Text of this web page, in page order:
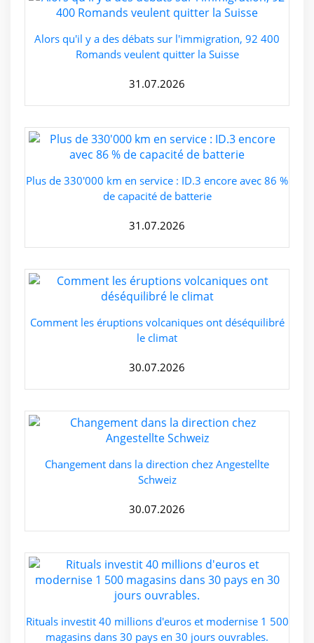
Alors qu'il y a des débats sur l'immigration, 92 400
Romands veulent quitter la Suisse
31.07.2026
Plus de 330'000 km en service : ID.3 encore avec 86 %
de capacité de batterie
31.07.2026
Comment les éruptions volcaniques ont déséquilibré
le climat
30.07.2026
Changement dans la direction chez Angestellte
Schweiz
30.07.2026
Rituals investit 40 millions d'euros et modernise 1 500
magasins dans 30 pays en 30 jours ouvrables.